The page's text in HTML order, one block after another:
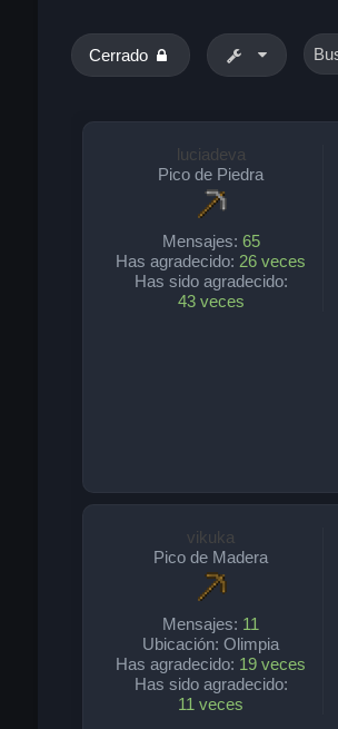
Cerrado
luciadeva
Pico de Piedra
Mensajes: 65
Has agradecido: 26 veces
Has sido agradecido:
43 veces
vikuka
Pico de Madera
Mensajes: 11
Ubicación: Olimpia
Has agradecido: 19 veces
Has sido agradecido:
11 veces